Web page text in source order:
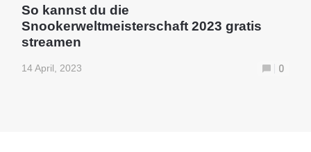
So kannst du die
Snookerweltmeisterschaft 2023 gratis
streamen
14 April, 2023 0